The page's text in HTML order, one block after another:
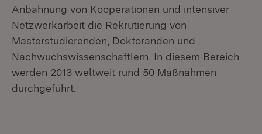
Anbahnung von Kooperationen und intensiver
Netzwerkarbeit die Rekrutierung von
Masterstudierenden, Doktoranden und
Nachwuchswissenschaftlern. In diesem Bereich
werden 2013 weltweit rund 50 Maßnahmen
durchgeführt.